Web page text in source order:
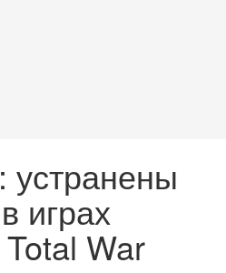
устранены
играх
War